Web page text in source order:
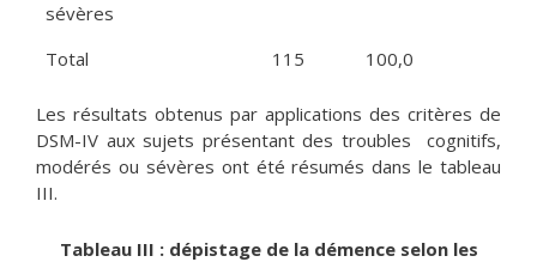
sévères
Total 115 100,0
Les résultats obtenus par applications des critères de
DSM-IV aux sujets présentant des troubles cognitifs,
modérés ou sévères ont été résumés dans le tableau
III.
Tableau III : dépistage de la démence selon les